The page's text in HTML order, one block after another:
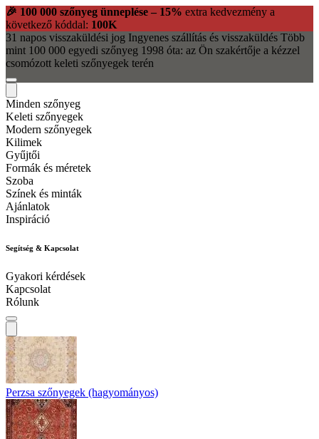
🎉 100 000 szőnyeg ünneplése – 15% extra kedvezmény a
következő kóddal: 100K
31 napos visszaküldési jog Ingyenes szállítás és visszaküldés Több
mint 100 000 egyedi szőnyeg 1998 óta: az Ön szakértője a kézzel
csomózott keleti szőnyegek terén
Minden szőnyeg
Keleti szőnyegek
Modern szőnyegek
Kilimek
Gyűjtői
Formák és méretek
Szoba
Színek és minták
Ajánlatok
Inspiráció
Segítség & Kapcsolat
Gyakori kérdések
Kapcsolat
Rólunk
Perzsa szőnyegek (hagyományos)